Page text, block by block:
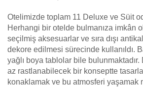
Otelimizde toplam 11 Deluxe ve Süit
Herhangi bir otelde bulmanıza imkân
seçilmiş aksesuarlar ve sıra dışı
dekore edilmesi sürecinde kullanıldı.
yağlı boya tablolar bile
az rastlanabilecek bir konseptte
konaklamak ve bu atmosferi yaşamak